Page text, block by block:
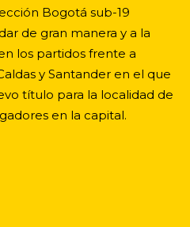
Bogotá sub-19
de gran manera y a la
los partidos frente a
y Santander en el que
título para la localidad de
en la capital.